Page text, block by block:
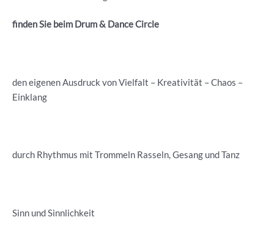
finden Sie beim Drum & Dance Circle
den eigenen Ausdruck von Vielfalt – Kreativität – Chaos –
Einklang
durch Rhythmus mit Trommeln Rasseln, Gesang und Tanz
Sinn und Sinnlichkeit